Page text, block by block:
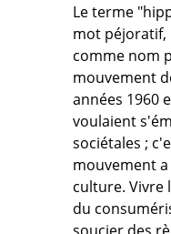
Le terme
mot péjoratif,
comme nom
mouvement
années 1960
voulaient
sociétales ;
mouvement
culture. Vivre
du
soucier des